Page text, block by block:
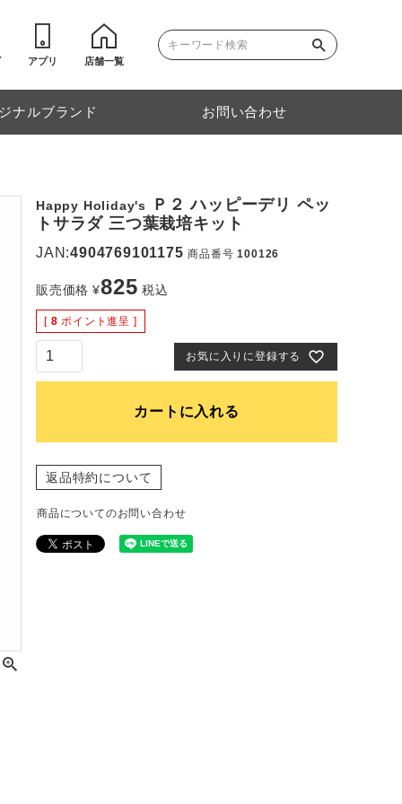
アプリ 店舗一覧
ナルブランド お問い合わせ
Happy Holiday's
Ｐ２ ハッピーデリ ペッ
トサラダ 三つ葉栽培キット
JAN:4904769101175 商品番号 100126
販売価格 ¥825 税込
[ 8 ポイント進呈 ]
お気に入りに登録する
カートに入れる
返品特約について
商品についてのお問い合わせ